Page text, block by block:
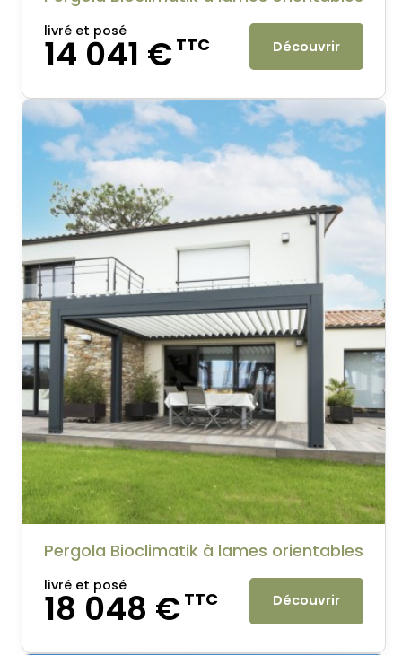
livré et posé
14 041 €TTC Découvrir
Pergola Bioclimatik à lames orientables
livré et posé
18 048 €TTC Découvrir